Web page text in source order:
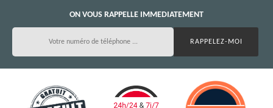
ON VOUS RAPPELLE IMMEDIATEMENT